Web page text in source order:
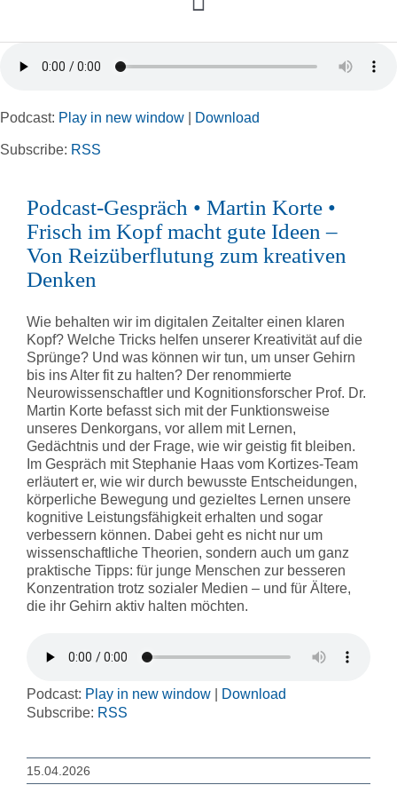
Toggle
Navigation
Home
Rubriken
Podcast: Play in new window Download
Subscribe: RSS
Podcast-Gespräch • Martin Korte •
Frisch im Kopf macht gute Ideen –
Von Reizüberflutung zum kreativen
Denken
Wie behalten wir im digitalen Zeitalter einen klaren
Kopf? Welche Tricks helfen unserer Kreativität auf die
Sprünge? Und was können wir tun, um unser Gehirn
bis ins Alter fit zu halten? Der renommierte
Neurowissenschaftler und Kognitionsforscher Prof. Dr.
Martin Korte befasst sich mit der Funktionsweise
unseres Denkorgans, vor allem mit Lernen,
Gedächtnis und der Frage, wie wir geistig fit bleiben.
Im Gespräch mit Stephanie Haas vom Kortizes-Team
erläutert er, wie wir durch bewusste Entscheidungen,
körperliche Bewegung und gezieltes Lernen unsere
kognitive Leistungsfähigkeit erhalten und sogar
verbessern können. Dabei geht es nicht nur um
wissenschaftliche Theorien, sondern auch um ganz
praktische Tipps: für junge Menschen zur besseren
Konzentration trotz sozialer Medien – und für Ältere,
die ihr Gehirn aktiv halten möchten.
Podcast: Play in new window
Download
Subscribe: RSS
15.04.2026